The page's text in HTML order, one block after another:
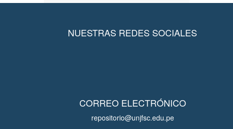
NUESTRAS REDES SOCIALES
CORREO ELECTRÓNICO
repositorio@unjfsc.edu.pe